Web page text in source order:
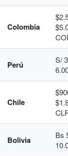
Colombia
Perú
S/
Chile
Bolivia
Bs